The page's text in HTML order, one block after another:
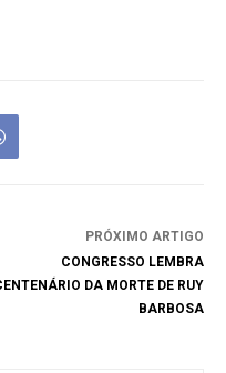
PRÓXIMO ARTIGO
CONGRESSO LEMBRA
DA MORTE DE RUY
BARBOSA